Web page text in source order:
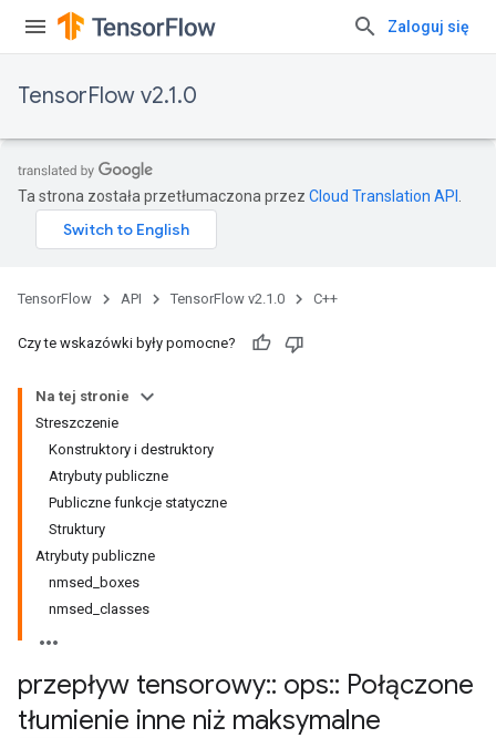
Zaloguj się
TensorFlow v2.1.0
Ta strona została przetłumaczona przez Cloud Translation API
TensorFlow API TensorFlow v2.1.0 C++
Czy te wskazówki były pomocne?
Na tej stronie
Streszczenie
Konstruktory i destruktory
Atrybuty publiczne
Publiczne funkcje statyczne
Struktury
Atrybuty publiczne
nmsed_boxes
nmsed_classes
przepływ tensorowy:: ops:: Połączone
tłumienie inne niż maksymalne